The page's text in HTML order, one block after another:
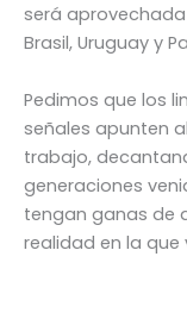
será
Brasil, Uruguay y
Pedimos que los
señales apunten
trabajo,
generaciones
tengan ganas de
realidad en la que